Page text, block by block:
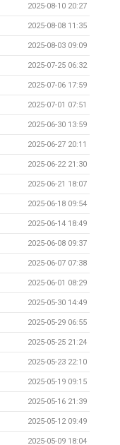
2025-08-10 20:27
2025-08-08 11:35
2025-08-03 09:09
2025-07-25 06:32
2025-07-06 17:59
2025-07-01 07:51
2025-06-30 13:59
2025-06-27 20:11
2025-06-22 21:30
2025-06-21 18:07
2025-06-18 09:54
2025-06-14 18:49
2025-06-08 09:37
2025-06-07 07:38
2025-06-01 08:29
2025-05-30 14:49
2025-05-29 06:55
2025-05-25 21:24
2025-05-23 22:10
2025-05-19 09:15
2025-05-16 21:39
2025-05-12 09:49
2025-05-09 18:04